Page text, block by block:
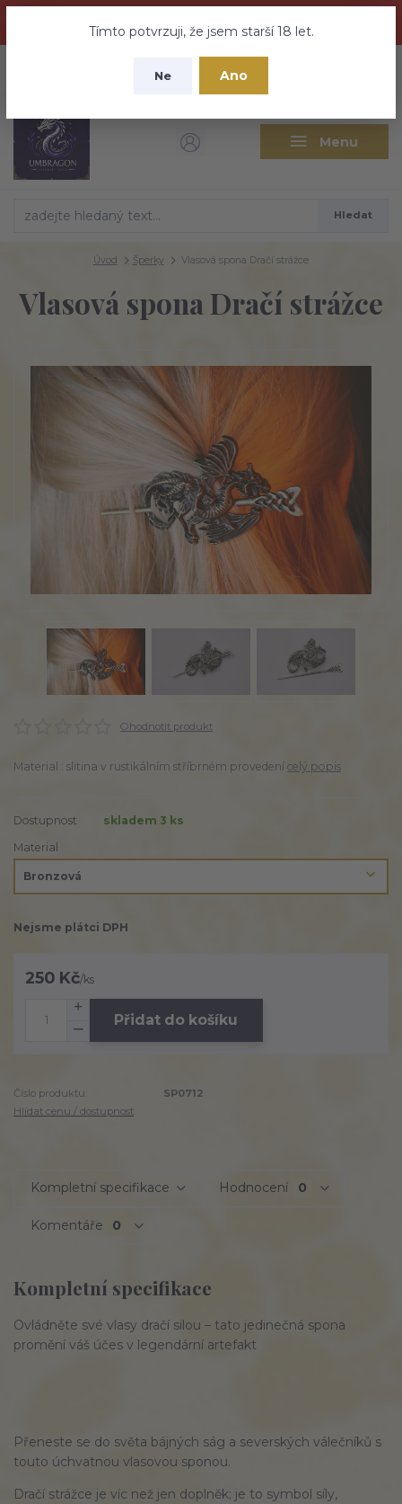
nebuďte vyděšeni zde najdete vše a ještě mnohem víc
Tímto potvrzuji, že jsem starší 18 let.
Ne Ano
Menu
CZK
Hledat
Úvod Šperky Vlasová spona Dračí strážce
Vlasová spona Dračí strážce
Ohodnotit produkt
Material : slitina v rustikálním stříbrném provedení celý popis
Dostupnost
skladem 3 ks
Material
Nejsme plátci DPH
250 Kč/ks
Přidat do košíku
Číslo produktu:
SP0712
Hlídat cenu / dostupnost
Kompletní specifikace Hodnocení 0
Komentáře 0
Kompletní specifikace
Ovládněte své vlasy dračí silou – tato jedinečná spona
promění váš účes v legendární artefakt
Přeneste se do světa bájných ság a severských válečníků s
touto úchvatnou vlasovou sponou.
Dračí strážce je víc než jen doplněk; je to symbol síly,